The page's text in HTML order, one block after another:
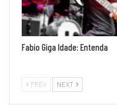
Fabio Giga Idade: Entenda
PREV NEXT